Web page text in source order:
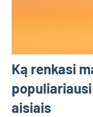
Ką renkasi
aisiais